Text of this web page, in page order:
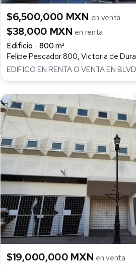
$6,500,000 MXN en venta
$38,000 MXN en renta
Edificio
800 m²
Felipe Pescador 800, Victoria de
EDIFICO EN RENTA O VENTA EN
$19,000,000 MXN en venta